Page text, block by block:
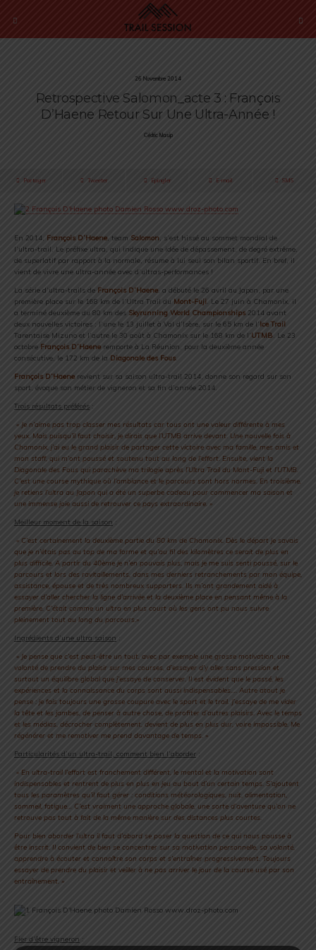
26 Novembre 2014
Retrospective Salomon_acte 3 : François
D’Haene Retour Sur Une Ultra-Année !
Cédric Masip
Partager Tweeter Épingler E-mail SMS
En 2014, François D’Haene, team Salomon, s’est hissé au sommet mondial de
l’ultra-trail. Le préfixe ultra, qui indique une idée de dépassement, de degré extrême,
de superlatif par rapport à la normale, résume à lui seul son bilan sportif. En bref, il
vient de vivre une ultra-année avec d’ultras-performances !
La série d’ultra-trails de François D’Haene, a débuté le 26 avril au Japon, par une
première place sur le 168 km de l’Ultra Trail du Mont-Fuji. Le 27 juin à Chamonix, il
a terminé deuxième du 80 km des Skyrunning World Championships2014 avant
deux nouvelles victoires : l’une le 13 juillet à Val d’Isère, sur le 65 km de l’Ice Trail
Tarentaise Mizuno et l’autre le 30 août à Chamonix sur le 168 km de l’UTMB. Le 23
octobre François D’Haeneremporte à La Réunion, pour la deuxième année
consécutive, le 172 km de la Diagonale des Fous
François D’Haene revient sur sa saison ultra-trail 2014, donne son regard sur son
sport, évoque son métier de vigneron et sa fin d’année 2014.
Trois résultats préférés :
« Je n’aime pas trop classer mes résultats car tous ont une valeur différente à mes
yeux. Mais puisqu’il faut choisir, je dirais que l’UTMB arrive devant. Une nouvelle fois à
Chamonix, j’ai eu le grand plaisir de partager cette victoire avec ma famille, mes amis et
mon staff, qui m’ont poussé et soutenu tout au long de l’effort. Ensuite, vient la
Diagonale des Fous qui parachève ma trilogie après l’Ultra Trail du Mont-Fuji et l’UTMB.
C’est une course mythique où l’ambiance et le parcours sont hors normes. En troisième,
je retiens l’ultra au Japon qui a été un superbe cadeau pour commencer ma saison et
une immense joie aussi de retrouver ce pays extraordinaire. »
Meilleur moment de la saison :
« C’est certainement la deuxième partie du 80 km de Chamonix. Dès le départ je savais
que je n’étais pas au top de ma forme et qu’au fil des kilomètres ce serait de plus en
plus difficile. A partir du 40ème je n’en pouvais plus, mais je me suis senti poussé, sur le
parcours et lors des ravitaillements, dans mes derniers retranchements par mon équipe,
assistance, épouse et de très nombreux supporters. Ils m’ont grandement aidé à
essayer d’aller chercher la ligne d’arrivée et la deuxième place en pensant même à la
première. C’était comme un ultra en plus court où les gens ont pu nous suivre
pleinement tout au long du parcours.»
Ingrédients d’une ultra saison :
« Je pense que c’est peut-être un tout, avec par exemple une grosse motivation, une
volonté de prendre du plaisir sur mes courses, d’essayer d’y aller sans pression et
surtout un équilibre global que j’essaye de conserver. Il est évident que le passé, les
expériences et la connaissance du corps sont aussi indispensables…. Autre atout je
pense : je fais toujours une grosse coupure avec le sport et le trail. J’essaye de me vider
la tête et les jambes, de penser à autre chose, de profiter d’autres plaisirs. Avec le temps
et les médias, décrocher complètement, devient de plus en plus dur, voire impossible. Me
régénérer et me remotiver me prend davantage de temps. »
Particularités d’un ultra-trail, comment bien l’aborder :
« En ultra-trail l’effort est franchement différent, le mental et la motivation sont
indispensables et rentrent de plus en plus en jeu au bout d’un certain temps. S’ajoutent
tous les paramètres qu’il faut gérer : conditions météorologiques, nuit, alimentation,
sommeil, fatigue… C’est vraiment une approche globale, une sorte d’aventure qu’on ne
retrouve pas tout à fait de la même manière sur des distances plus courtes.
Pour bien aborder l’ultra il faut d’abord se poser la question de ce qui nous pousse à
être inscrit. Il convient de bien se concentrer sur sa motivation personnelle, sa volonté,
apprendre à écouter et connaître son corps et s’entraîner progressivement. Toujours
essayer de prendre du plaisir et veiller à ne pas arriver le jour de la course usé par son
entraînement. »
Fier d’être vigneron :